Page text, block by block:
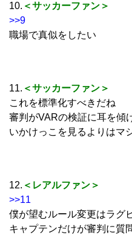
10. ＜サッカーファン＞
>>9
職場で真似をしたい
11. ＜サッカーファン＞
これを標準化すべきだね
審判がVARの検証に耳を傾
いかけっこを見るよりはマ
12. ＜レアルファン＞
>>11
僕が望むルール変更はラグ
キャプテンだけが審判に質